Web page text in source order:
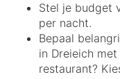
Stel je budget
per nacht.
Bepaal
in Dreieich
restaurant?